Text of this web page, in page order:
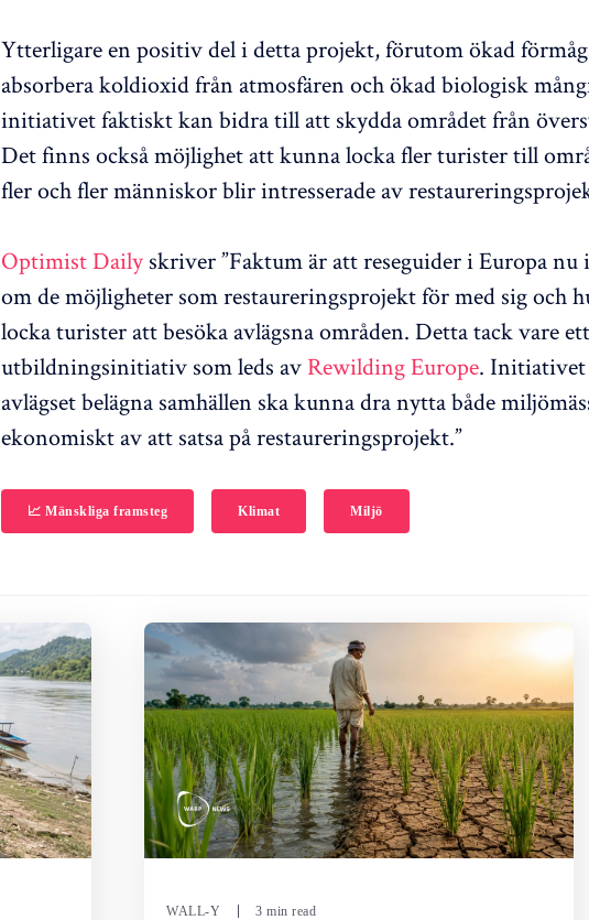
Ytterligare en positiv del i detta projekt, förutom ökad
absorbera koldioxid från atmosfären och ökad biologisk
initiativet faktiskt kan bidra till att skydda området från
Det finns också möjlighet att kunna locka fler turister till
fler och fler människor blir intresserade av
Optimist Daily skriver ”Faktum är att reseguider i Europa
om de möjligheter som restaureringsprojekt för med sig och
locka turister att besöka avlägsna områden. Detta tack vare
utbildningsinitiativ som leds av Rewilding Europe. Initiativet
avlägset belägna samhällen ska kunna dra nytta både
ekonomiskt av att satsa på restaureringsprojekt.”
📈 Mänskliga framsteg Klimat Miljö
WALL-Y 3 min read